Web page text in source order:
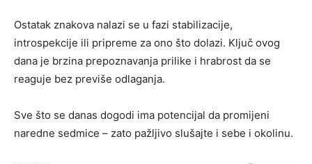
Ostatak znakova nalazi se u fazi stabilizacije,
introspekcije ili pripreme za ono što dolazi. Ključ ovog
dana je brzina prepoznavanja prilike i hrabrost da se
reaguje bez previše odlaganja.
Sve što se danas dogodi ima potencijal da promijeni
naredne sedmice – zato pažljivo slušajte i sebe i okolinu.